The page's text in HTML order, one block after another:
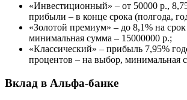
«Инвестиционный» – от 50000 р.,
прибыли – в конце срока (полгода,
«Золотой премиум» – до 8,1% на срок
минимальная сумма – 15000000 р.;
«Классический» – прибыль 7,95%
процентов – на выбор, минимальная
Вклад в Альфа-банке